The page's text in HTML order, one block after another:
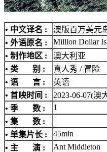
• 中文译名 :
澳版百万美元
• 外语原名 :
Million Dollar
• 制作地区 :
澳大利亚
• 类 别 :
真人秀 / 冒险
• 语 言 :
英语
• 首映时间 :
2023-06-07(澳
• 季 数 :
1
• 集 数 :
• 单集片长 :
45min
• 主 演 :
Ant Middleton